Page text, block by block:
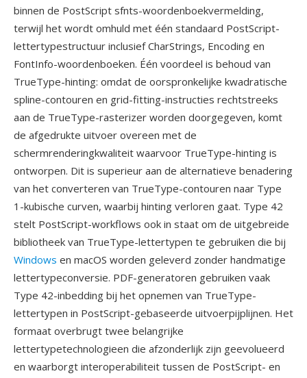
binnen de PostScript sfnts-woordenboekvermelding,
terwijl het wordt omhuld met één standaard PostScript-
lettertypestructuur inclusief CharStrings, Encoding en
FontInfo-woordenboeken. Één voordeel is behoud van
TrueType-hinting: omdat de oorspronkelijke kwadratische
spline-contouren en grid-fitting-instructies rechtstreeks
aan de TrueType-rasterizer worden doorgegeven, komt
de afgedrukte uitvoer overeen met de
schermrenderingkwaliteit waarvoor TrueType-hinting is
ontworpen. Dit is superieur aan de alternatieve benadering
van het converteren van TrueType-contouren naar Type
1-kubische curven, waarbij hinting verloren gaat. Type 42
stelt PostScript-workflows ook in staat om de uitgebreide
bibliotheek van TrueType-lettertypen te gebruiken die bij
Windows en macOS worden geleverd zonder handmatige
lettertypeconversie. PDF-generatoren gebruiken vaak
Type 42-inbedding bij het opnemen van TrueType-
lettertypen in PostScript-gebaseerde uitvoerpijplijnen. Het
formaat overbrugt twee belangrijke
lettertypetechnologieen die afzonderlijk zijn geevolueerd
en waarborgt interoperabiliteit tussen de PostScript- en